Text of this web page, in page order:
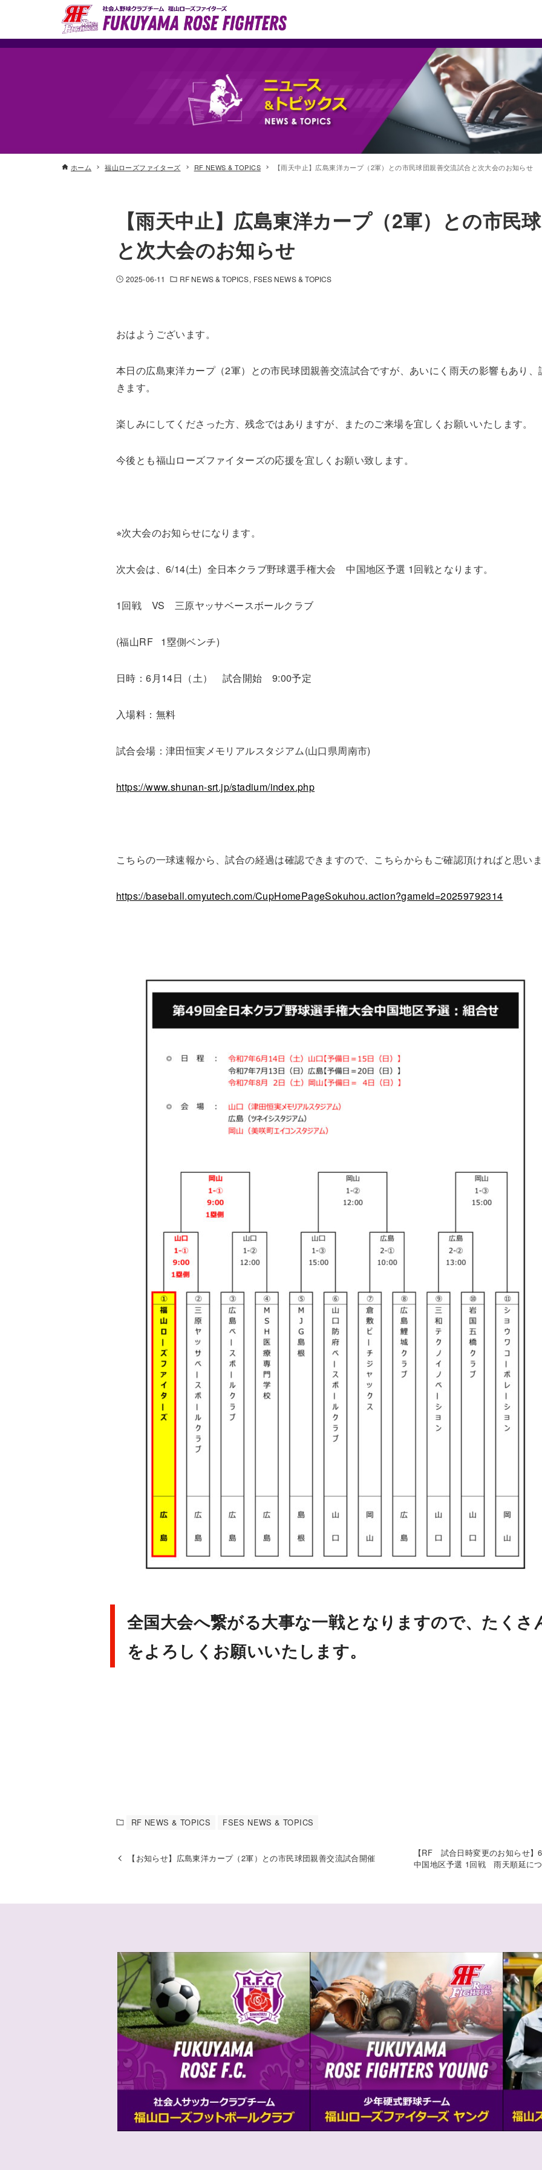
ホーム 福山ローズファイターズ RF NEWS & TOPICS 【雨天中止】広島東洋カープ（2軍）との市民球団親善交流試合と次大会のお知らせ
【雨天中止】広島東洋カープ（2軍）との市民
と次大会のお知らせ
2025-06-11 RF NEWS & TOPICS FSES NEWS & TOPICS
おはようございます。
本日の広島東洋カープ（2軍）との市民球団親善交流試合ですが、あいにく雨天の影響もあり
きます。
楽しみにしてくださった方、残念ではありますが、またのご来場を宜しくお願いいたします。
今後とも福山ローズファイターズの応援を宜しくお願い致します。
⭐︎次大会のお知らせになります。
次大会は、6/14(土) 全日本クラブ野球選手権大会 中国地区予選 1回戦となります。
1回戦 VS 三原ヤッサベースボールクラブ
(福山RF 1塁側ベンチ)
日時：6月14日（土） 試合開始 9:00予定
入場料：無料
試合会場：津田恒実メモリアルスタジアム(山口県周南市)
https://www.shunan-srt.jp/stadium/index.php
こちらの一球速報から、試合の経過は確認できますので、こちらからもご確認頂ければと思い
https://baseball.omyutech.com/CupHomePageSokuhou.action?gameId=20259792314
全国大会へ繋がる大事な一戦となりますので、たくさ
をよろしくお願いいたします。
RF NEWS & TOPICS FSES NEWS & TOPICS
【お知らせ】広島東洋カープ（2軍）との市民球団親善交流試合開催
【RF 試合日時変更のお知らせ
中国地区予選 1回戦 雨天順延に